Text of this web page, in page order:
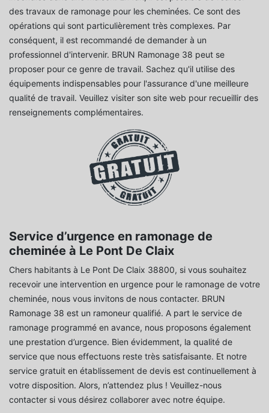
des travaux de ramonage pour les cheminées. Ce sont des
opérations qui sont particulièrement très complexes. Par
conséquent, il est recommandé de demander à un
professionnel d'intervenir. BRUN Ramonage 38 peut se
proposer pour ce genre de travail. Sachez qu'il utilise des
équipements indispensables pour l'assurance d'une meilleure
qualité de travail. Veuillez visiter son site web pour recueillir des
renseignements complémentaires.
Service d’urgence en ramonage de
cheminée à Le Pont De Claix
Chers habitants à Le Pont De Claix 38800, si vous souhaitez
recevoir une intervention en urgence pour le ramonage de votre
cheminée, nous vous invitons de nous contacter. BRUN
Ramonage 38 est un ramoneur qualifié. A part le service de
ramonage programmé en avance, nous proposons également
une prestation d’urgence. Bien évidemment, la qualité de
service que nous effectuons reste très satisfaisante. Et notre
service gratuit en établissement de devis est continuellement à
votre disposition. Alors, n’attendez plus ! Veuillez-nous
contacter si vous désirez collaborer avec notre équipe.